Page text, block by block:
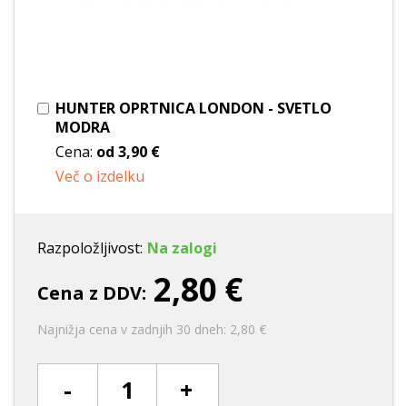
HUNTER OPRTNICA LONDON - SVETLO
MODRA
Cena: od 3,90 €
Več o izdelku
Razpoložljivost: Na zalogi
Cena z DDV: 2,80 €
Najnižja cena v zadnjih 30 dneh: 2,80 €
- +